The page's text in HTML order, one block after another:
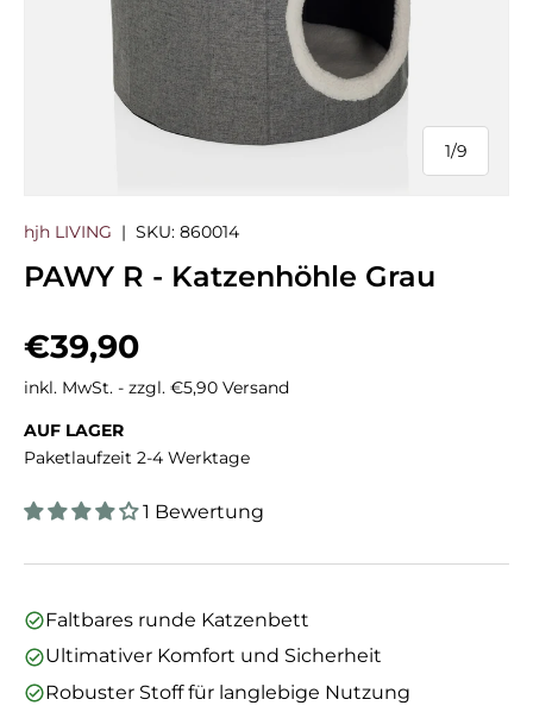
1/
von
9
hjh LIVING | SKU: 860014
PAWY R - Katzenhöhle Grau
Normaler Preis
€39,90
inkl. MwSt. - zzgl. €5,90 Versand
AUF LAGER
Paketlaufzeit 2-4 Werktage
1 Bewertung
Faltbares runde Katzenbett
Ultimativer Komfort und Sicherheit
Robuster Stoff für langlebige Nutzung